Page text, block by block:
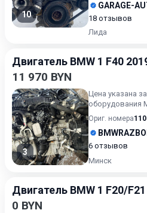
10
GARAGE-
18 отзывов
Лида
Двигатель BMW 1 F40
11 970 BYN
3
Цена указана
оборудования
Ориг. номера
6 отзывов
Минск
Двигатель BMW 1 F20/
0 BYN